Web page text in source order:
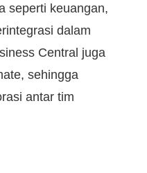
seperti keuangan,
dalam
Central juga
sehingga
antar tim